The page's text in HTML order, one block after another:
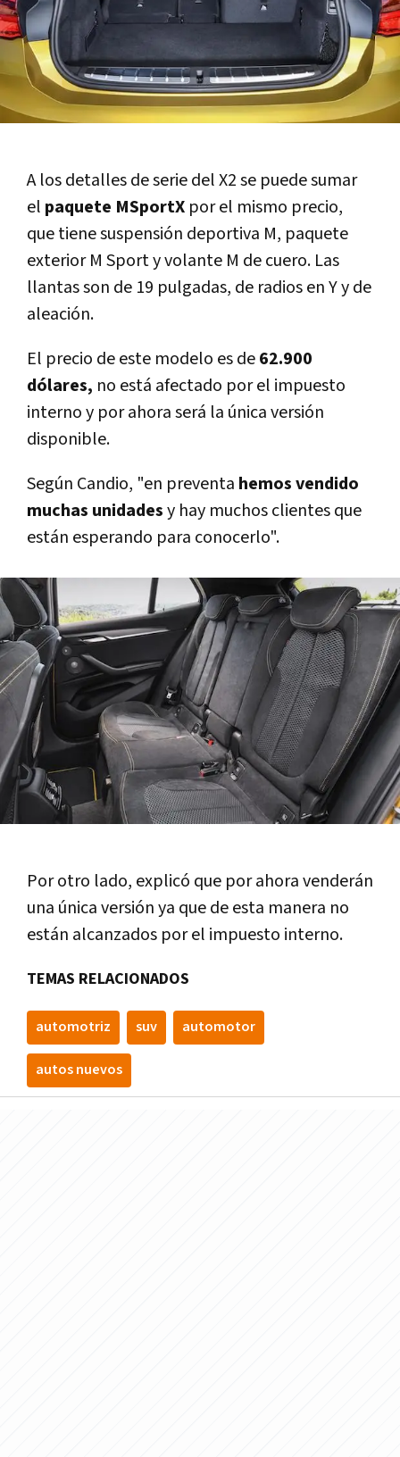
A los detalles de serie del X2 se puede sumar
el paquete MSportX por el mismo precio,
que tiene suspensión deportiva M, paquete
exterior M Sport y volante M de cuero. Las
llantas son de 19 pulgadas, de radios en Y y de
aleación.
El precio de este modelo es de62.900
dólares, no está afectado por el impuesto
interno y por ahora será la única versión
disponible.
Según Candio, "en preventa hemos vendido
muchas unidadesy hay muchos clientes que
están esperando para conocerlo".
Por otro lado, explicó que por ahora venderán
una única versión ya que de esta manera no
están alcanzados por el impuesto interno.
TEMAS RELACIONADOS
automotriz suv automotor
autos nuevos